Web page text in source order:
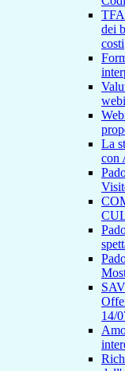
dei
costi
La
con
14/